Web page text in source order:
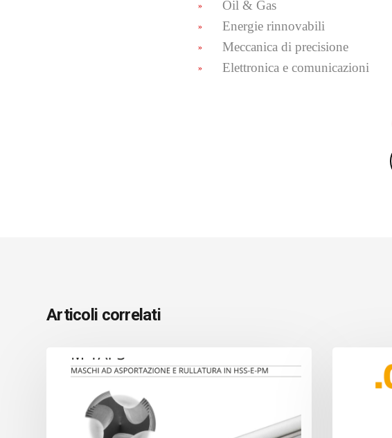
Oil & Gas
Energie rinnovabili
Meccanica di precisione
Elettronica e comunicazioni
Articoli correlati